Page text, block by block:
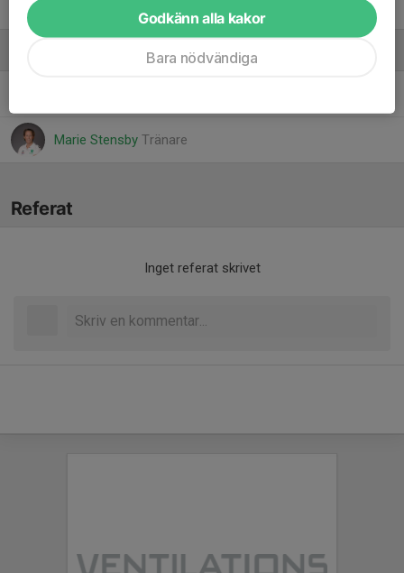
Marie Stensby Tränare
Referat
Inget referat skrivet
Godkänn alla kakor
Bara nödvändiga